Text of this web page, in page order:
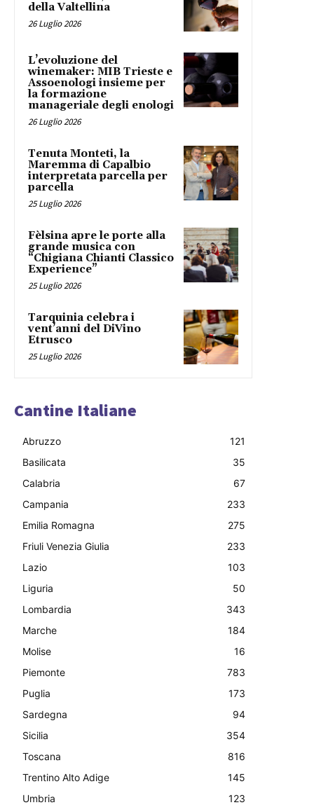
della Valtellina
26 Luglio 2026
L’evoluzione del
winemaker: MIB Trieste e
Assoenologi insieme per
la formazione
manageriale degli enologi
26 Luglio 2026
Tenuta Monteti, la
Maremma di Capalbio
interpretata parcella per
parcella
25 Luglio 2026
Fèlsina apre le porte alla
grande musica con
“Chigiana Chianti Classico
Experience”
25 Luglio 2026
Tarquinia celebra i
vent’anni del DiVino
Etrusco
25 Luglio 2026
Cantine Italiane
Abruzzo
121
Basilicata
35
Calabria
67
Campania
233
Emilia Romagna
275
Friuli Venezia Giulia
233
Lazio
103
Liguria
50
Lombardia
343
Marche
184
Molise
16
Piemonte
783
Puglia
173
Sardegna
94
Sicilia
354
Toscana
816
Trentino Alto Adige
145
Umbria
123